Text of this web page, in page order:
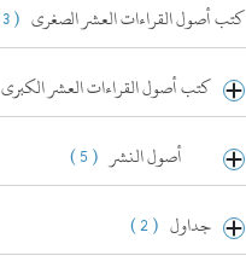
كتب أصول القراءات العشر الصغرى ( 3 )
كتب أصول القراءات العشر الكبرى
أصول النشر ( 5 )
جداول ( 2 )